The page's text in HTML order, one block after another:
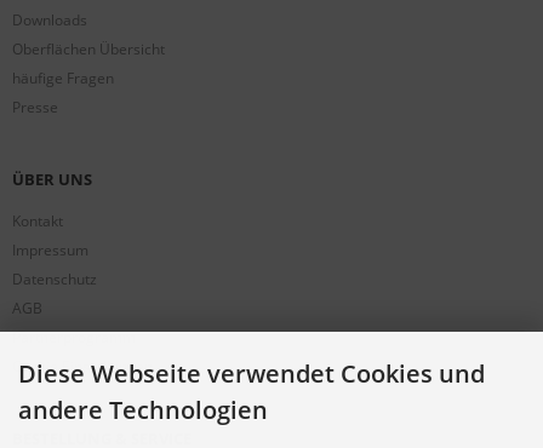
Downloads
Oberflächen Übersicht
häufige Fragen
Presse
ÜBER UNS
Kontakt
Impressum
Datenschutz
AGB
Partnerprogramm
Cookie Einstellungen
Diese Webseite verwendet Cookies und
andere Technologien